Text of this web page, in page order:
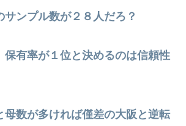
サンプル数が２８人だろ？
保有率が１位と決めるのは信頼性
母数が多ければ僅差の大阪と逆転